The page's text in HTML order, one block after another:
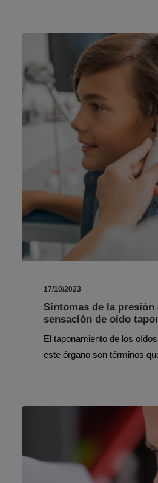
17/10/2023
Síntomas de la presión
sensación de oído
El taponamiento de los
este órgano son términos